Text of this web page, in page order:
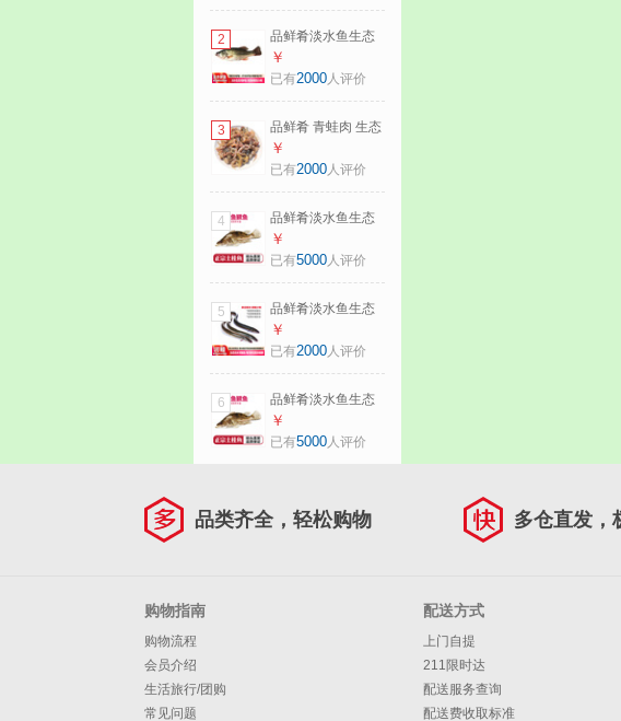
【1斤活杀】
2
品鲜肴淡水鱼生态
淡水鲈鱼无小刺河
鲈鱼渔民现捕鲜活
前重量） 现杀1条
￥
已有2000人评价
3
品鲜肴 青蛙肉 生态
养殖稻田蛙 鲜活蛙
现杀去皮（净膛）
内脏）
￥
已有2000人评价
4
品鲜肴淡水鱼生态
桂鱼鳜鱼鳌花鱼桂
花季花鱼自然捕获
【1.5斤活杀】
￥
已有5000人评价
5
品鲜肴淡水鱼生态
淡水河鳗鱼白鳝鳗
鲡鱼渔民现捕鲜活
￥
已有2000人评价
6
品鲜肴淡水鱼生态
桂鱼鳜鱼鳌花鱼桂
花季花鱼自然捕获
桂鱼
￥
已有5000人评价
品类齐全，轻松购物 多仓直发，
购物指南
购物流程
会员介绍
生活旅行/团购
常见问题
配送方式
上门自提
211限时达
配送服务查询
配送费收取标准